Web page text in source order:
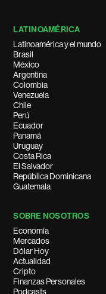
LATINOAMÉRICA
Latinoamérica y el mundo
Brasil
México
Argentina
Colombia
Venezuela
Chile
Perú
Ecuador
Panamá
Uruguay
Costa Rica
El Salvador
República Dominicana
Guatemala
SOBRE NOSOTROS
Economía
Mercados
Dólar Hoy
Actualidad
Cripto
Finanzas Personales
Podcasts